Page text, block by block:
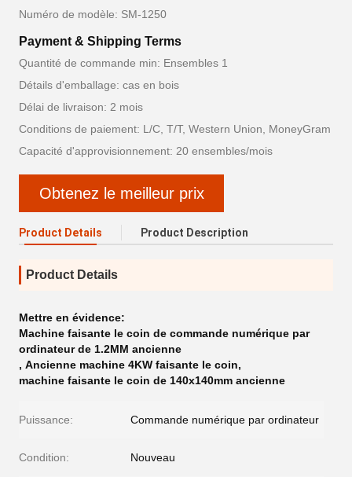
Numéro de modèle: SM-1250
Payment & Shipping Terms
Quantité de commande min: Ensembles 1
Détails d'emballage: cas en bois
Délai de livraison: 2 mois
Conditions de paiement: L/C, T/T, Western Union, MoneyGram
Capacité d'approvisionnement: 20 ensembles/mois
Obtenez le meilleur prix
Product Details Product Description
Product Details
Mettre en évidence:
Machine faisante le coin de commande numérique par
ordinateur de 1.2MM ancienne
, Ancienne machine 4KW faisante le coin,
machine faisante le coin de 140x140mm ancienne
Puissance: Commande numérique par ordinateur
Condition: Nouveau